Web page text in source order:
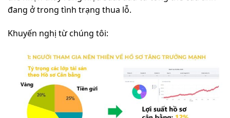
đang ở trong tình trạng thua lỗ.
Khuyến nghị từ chúng tôi: